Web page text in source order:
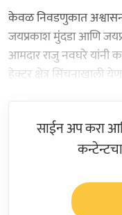
केवळ निवडणुकात अश्वासन
जयप्रकाश मुंदडा आणि
आमदार राजु नवघरे यांनी
हेक्टर क्षेत्र सिंचनाखाली
साईन अप करा